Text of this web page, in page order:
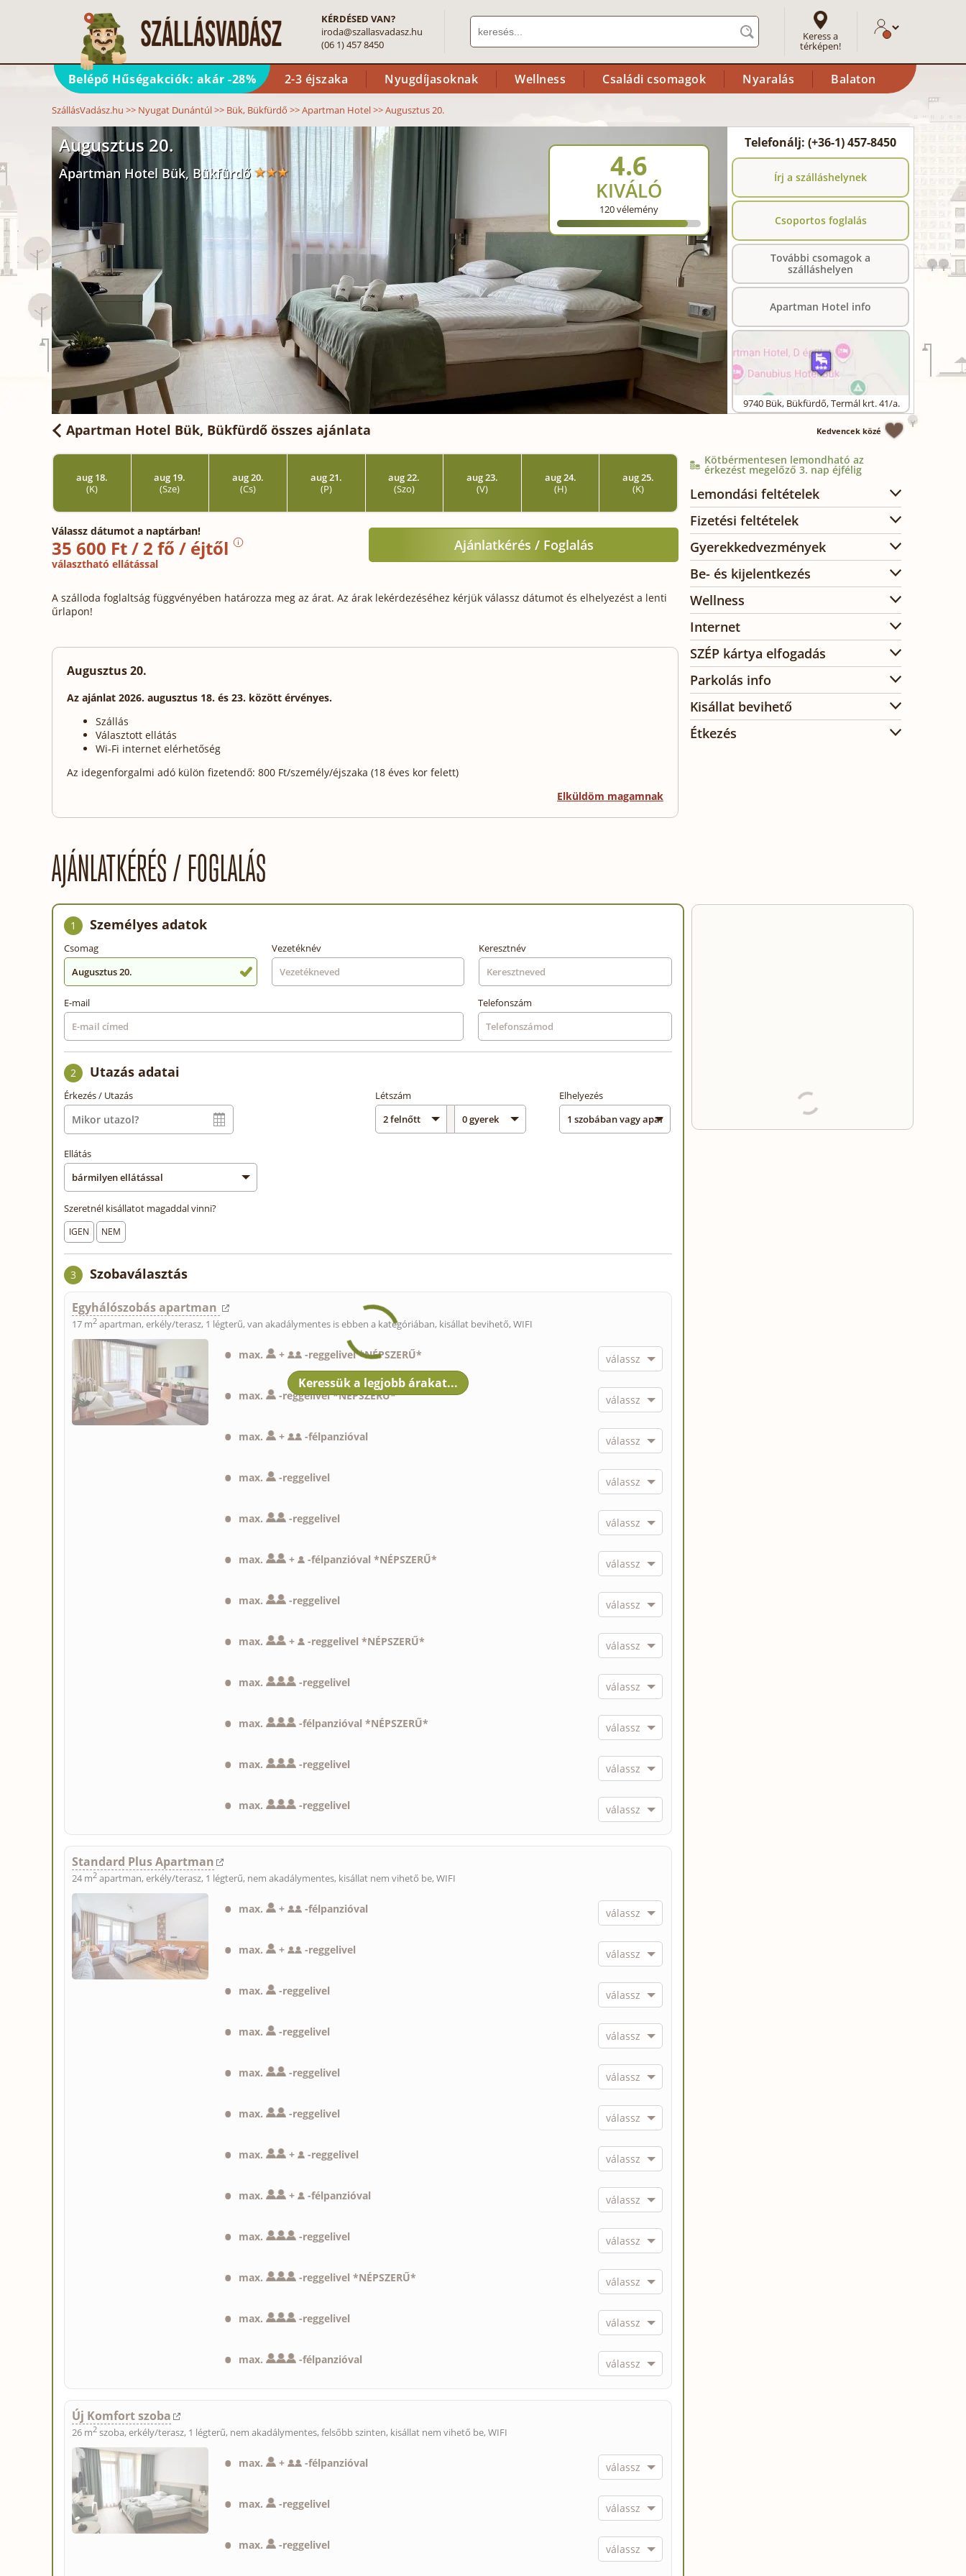
KÉRDÉSED VAN?
iroda@szallasvadasz.hu
(06 1) 457 8450
Keress a
térképen!
Belépő Hűségakciók: akár -28% 2-3 éjszaka Nyugdíjasoknak Wellness Családi csomagok Nyaralás Balaton
SzállásVadász.hu >> Nyugat Dunántúl>> Bük, Bükfürdő >>Apartman Hotel>>Augusztus 20.
Augusztus 20.
Apartman Hotel Bük, Bükfürdő 4.6
KIVÁLÓ
120vélemény
Telefonálj: (+36-1) 457-8450
Írj a szálláshelynek
Csoportos foglalás
További csomagok a
szálláshelyen
Apartman Hotel info
9740 Bük, Bükfürdő,Termál krt. 41/a.
Apartman Hotel Bük, Bükfürdő összes ajánlata Kedvencek közé
aug 18.
(K)
aug 19.
(Sze)
aug 20.
(Cs)
aug 21.
(P)
aug 22.
(Szo)
aug 23.
(V)
aug 24.
(H)
aug 25.
(K)
Válassz dátumot a naptárban!
35 600 Ft / 2 fő / éjtől
választható ellátással
Ajánlatkérés / Foglalás
A szálloda foglaltság függvényében határozza meg az árat. Az árak lekérdezéséhez kérjük válassz dátumot és elhelyezést a lenti
űrlapon!
Augusztus 20.
Az ajánlat 2026. augusztus 18. és 23. között érvényes.
Szállás
Választott ellátás
Wi-Fi internet elérhetőség
Az idegenforgalmi adó külön fizetendő: 800 Ft/személy/éjszaka (18 éves kor felett)
Elküldöm magamnak
Kötbérmentesen lemondható az
érkezést megelőző 3. nap éjfélig
Lemondási feltételek
Fizetési feltételek
Gyerekkedvezmények
Be- és kijelentkezés
Wellness
Internet
SZÉP kártya elfogadás
Parkolás info
Kisállat bevihető
Étkezés
AJÁNLATKÉRÉS / FOGLALÁS
1 Személyes adatok
Csomag
Augusztus 20.
Vezetéknév Keresztnév
E-mail Telefonszám
2 Utazás adatai
Érkezés / Utazás Létszám Elhelyezés
Ellátás
Szeretnél kisállatot magaddal vinni?
IGEN NEM
3 Szobaválasztás
Egyhálószobás apartman
17 m2 apartman, erkély/terasz, 1 légterű, van akadálymentes is ebben a kategóriában, kisállat bevihető, WIFI
max. + -reggelivel *NÉPSZERŰ*
max. -reggelivel *NÉPSZERŰ*
max. + -félpanzióval
max. -reggelivel
max. -reggelivel
max. + -félpanzióval *NÉPSZERŰ*
max. -reggelivel
max. + -reggelivel *NÉPSZERŰ*
max. -reggelivel
max. -félpanzióval *NÉPSZERŰ*
max. -reggelivel
max. -reggelivel
Standard Plus Apartman
24 m2 apartman, erkély/terasz, 1 légterű, nem akadálymentes, kisállat nem vihető be, WIFI
max. + -félpanzióval
max. + -reggelivel
max. -reggelivel
max. -reggelivel
max. -reggelivel
max. -reggelivel
max. + -reggelivel
max. + -félpanzióval
max. -reggelivel
max. -reggelivel *NÉPSZERŰ*
max. -reggelivel
max. -félpanzióval
Új Komfort szoba
26 m2 szoba, erkély/terasz, 1 légterű, nem akadálymentes, felsőbb szinten, kisállat nem vihető be, WIFI
max. + -félpanzióval
max. -reggelivel
max. -reggelivel